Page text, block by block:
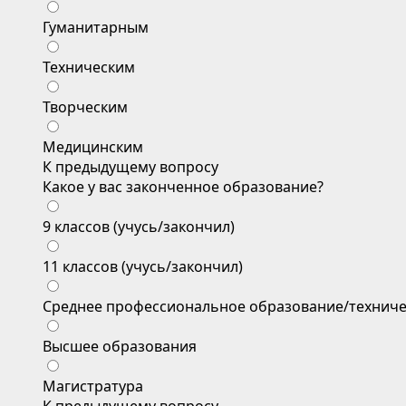
Гуманитарным
Техническим
Творческим
Медицинским
К предыдущему вопросу
Какое у вас законченное образование?
9 классов (учусь/закончил)
11 классов (учусь/закончил)
Среднее профессиональное образование/
Высшее образования
Магистратура